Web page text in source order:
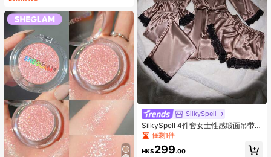
SilkySpell
SilkySpell 4件套女士性感缎面吊带背
心、裤子、优雅睡袍、短裤，大码睡
衣套装，卡其色，四季皆宜，缎面睡
衣外套套装，缎面睡袍套装，缎面睡
僅剩1件
HK$299.00